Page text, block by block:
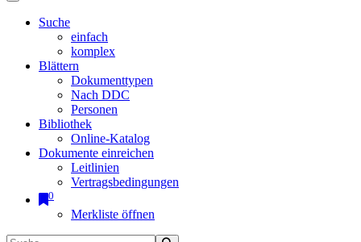
Suche
einfach
komplex
Blättern
Dokumenttypen
Nach DDC
Personen
Bibliothek
Online-Katalog
Dokumente einreichen
Leitlinien
Vertragsbedingungen
0
Merkliste öffnen